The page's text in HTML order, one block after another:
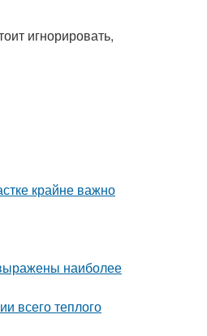
игнорировать,
крайне важно
наиболее
всего теплого